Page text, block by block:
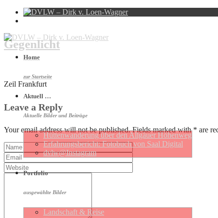
Home
zur Startseite
Aktuell …
Aktuelle Bilder und Beiträge
Hütten­wan­de­rung über den Allgäuer Höhen­weg
Erfahrungs­be­richt: Foto­buch von Saal Digital
dvlw@Instagram
Portfolio
ausgewählte Bilder
Landschaft & Reise
Gegenlicht
Zeil Frankfurt
Leave a Reply
Your email address will not be published. Fields marked with * are